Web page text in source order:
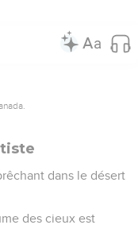
dans le désert
des cieux est